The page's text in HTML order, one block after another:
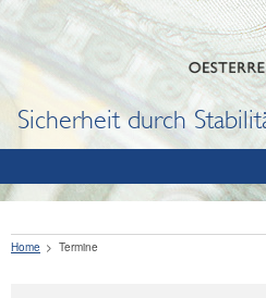
Sicherheit durch
Home Termine